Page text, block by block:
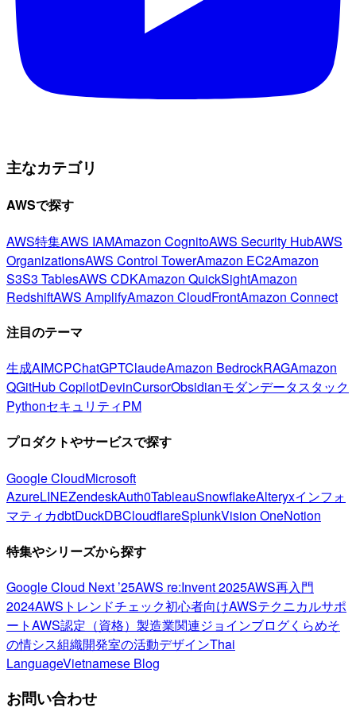
主なカテゴリ
AWSで探す
AWS特集AWS IAMAmazon CognitoAWS Security HubAWS
OrganizationsAWS Control TowerAmazon EC2Amazon
S3S3 TablesAWS CDKAmazon QuickSightAmazon
RedshiftAWS AmplifyAmazon CloudFrontAmazon Connect
注目のテーマ
生成AIMCPChatGPTClaudeAmazon BedrockRAGAmazon
QGitHub CopilotDevinCursorObsidianモダンデータスタック
PythonセキュリティPM
プロダクトやサービスで探す
Google CloudMicrosoft
AzureLINEZendeskAuth0TableauSnowflakeAlteryxインフォ
マティカdbtDuckDBCloudflareSplunkVision OneNotion
特集やシリーズから探す
Google Cloud Next ’25AWS re:Invent 2025AWS再入門
2024AWSトレンドチェック初心者向けAWSテクニカルサポ
ートAWS認定（資格） 製造業関連ジョインブログくらめそ
の情シス組織開発室の活動デザインThai
LanguageVietnamese Blog
お問い合わせ